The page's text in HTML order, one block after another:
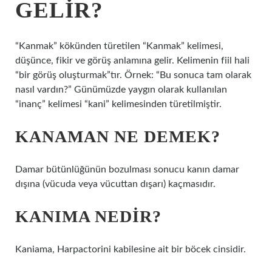
GELIR?
“Kanmak” kökünden türetilen “Kanmak” kelimesi,
düşünce, fikir ve görüş anlamına gelir. Kelimenin fiil hali
“bir görüş oluşturmak”tır. Örnek: “Bu sonuca tam olarak
nasıl vardın?” Günümüzde yaygın olarak kullanılan
“inanç” kelimesi “kani” kelimesinden türetilmiştir.
KANAMAN NE DEMEK?
Damar bütünlüğünün bozulması sonucu kanın damar
dışına (vücuda veya vücuttan dışarı) kaçmasıdır.
KANIMA NEDIR?
Kaniama, Harpactorini kabilesine ait bir böcek cinsidir.